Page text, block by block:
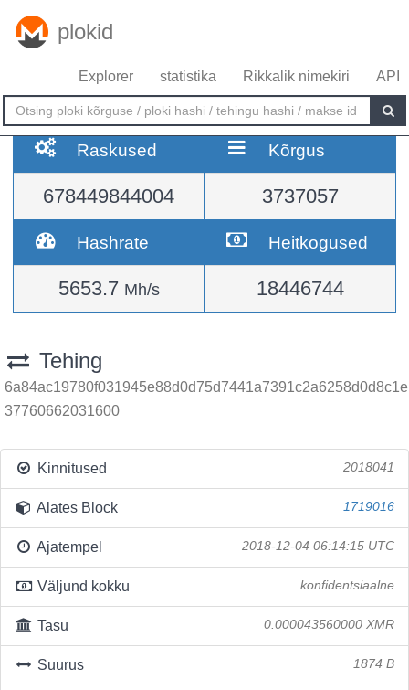
plokid
Explorer statistika Rikkalik nimekiri API
Raskused
678449844004
Kõrgus
3737057
Hashrate
5653.7 Mh/s
Heitkogused
18446744
Tehing
6a84ac19780f031945e88d0d75d7441a7391c2a6258d0d8c1e
37760662031600
Kinnitused 2018041
Alates Block 1719016
Ajatempel 2018-12-04 06:14:15 UTC
Väljund kokku konfidentsiaalne
Tasu 0.000043560000 XMR
Suurus 1874 B